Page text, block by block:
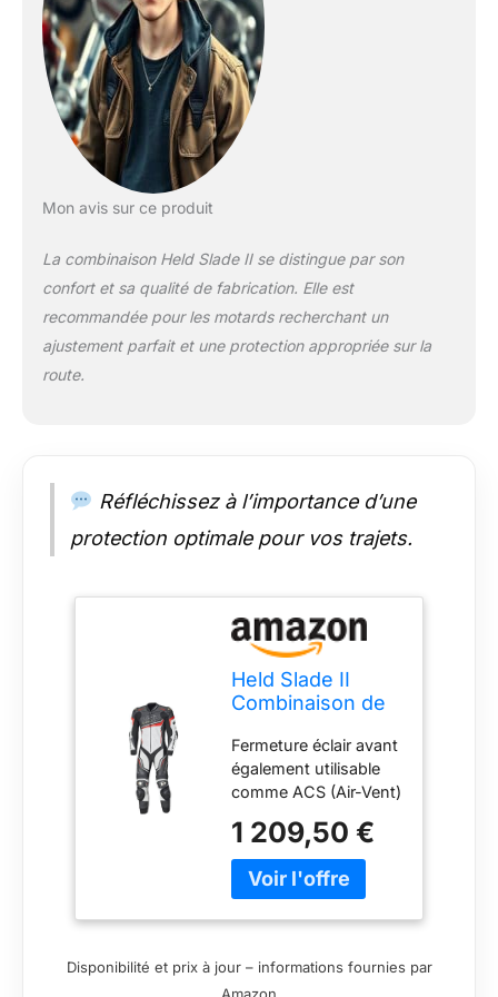
doublure en cuir au
niveau des fesses
Mon avis sur ce produit
La combinaison Held Slade II se distingue par son
confort et sa qualité de fabrication. Elle est
recommandée pour les motards recherchant un
ajustement parfait et une protection appropriée sur la
route.
Réfléchissez à l’importance d’une
protection optimale pour vos trajets.
Held Slade II
Combinaison de
homme,
Noir/blanc/rouge.,
48 EU
Fermeture éclair avant
également utilisable
comme ACS (Air-Vent)
perforé Empiècements
en cuir extensible
dans le dos, sur les
extensibles en
1 209,50 €
Disponibilité et prix à jour – informations fournies par
Amazon